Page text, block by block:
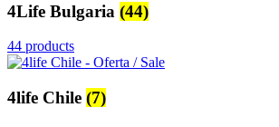
4Life Bulgaria (44)
44 products
4life Chile (7)